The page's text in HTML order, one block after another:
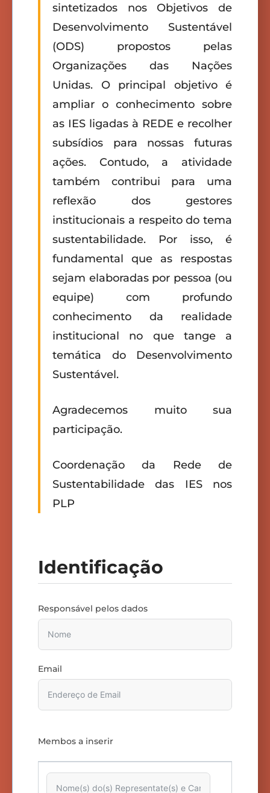
sintetizados nos Objetivos de
Desenvolvimento Sustentável
(ODS) propostos pelas
Organizações das Nações
Unidas. O principal objetivo é
ampliar o conhecimento sobre
as IES ligadas à REDE e recolher
subsídios para nossas futuras
ações. Contudo, a atividade
também contribui para uma
reflexão dos gestores
institucionais a respeito do tema
sustentabilidade. Por isso, é
fundamental que as respostas
sejam elaboradas por pessoa (ou
equipe) com profundo
conhecimento da realidade
institucional no que tange a
temática do Desenvolvimento
Sustentável.
Agradecemos muito sua
participação.
Coordenação da Rede de
Sustentabilidade das IES nos
PLP
Identificação
Responsável pelos dados
Email
Membos a inserir